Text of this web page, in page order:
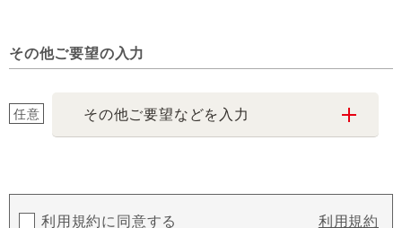
その他ご要望の入力
任意 その他ご要望などを入力
利用規約に同意する 利用規約